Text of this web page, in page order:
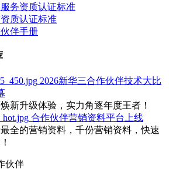
务资质认证标准
质认证标准
伴手册
2026新华三合作伙伴技术大比
新升级体验，实力角逐年度王者！
合作伙伴营销资料平台上线
全的营销资料，千份营销资料，快速
伙伴